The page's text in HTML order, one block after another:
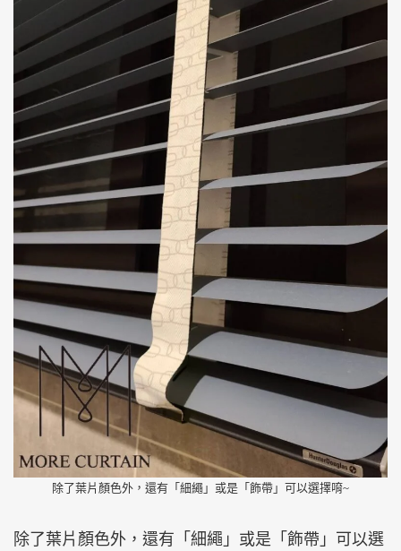
除了葉片顏色外，還有「細繩」或是「飾帶」可以選擇唷~
除了葉片顏色外，還有「細繩」或是「飾帶」可以選